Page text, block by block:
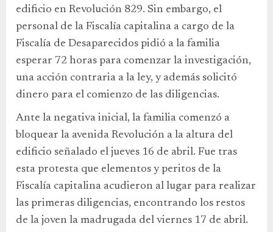
edificio en Revolución 829. Sin embargo, el
personal de la Fiscalía capitalina a cargo de la
Fiscalía de Desaparecidos pidió a la familia
esperar 72 horas para comenzar la investigación,
una acción contraria a la ley, y además solicitó
dinero para el comienzo de las diligencias.
Ante la negativa inicial, la familia comenzó a
bloquear la avenida Revolución a la altura del
edificio señalado el jueves 16 de abril. Fue tras
esta protesta que elementos y peritos de la
Fiscalía capitalina acudieron al lugar para realizar
las primeras diligencias, encontrando los restos
de la joven la madrugada del viernes 17 de abril.